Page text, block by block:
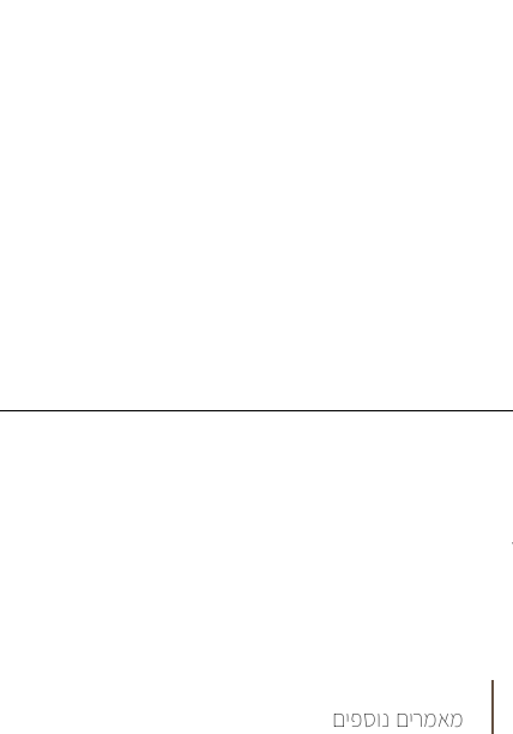
מאמרים נוספים